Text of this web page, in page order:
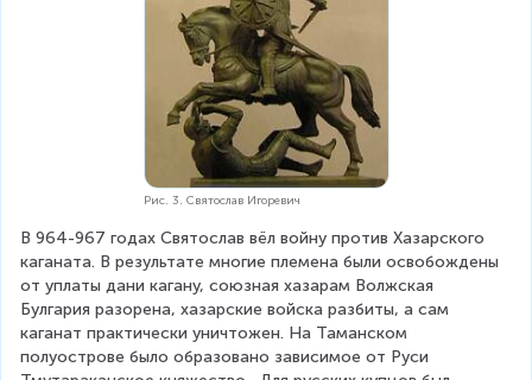
Рис. 3. Святослав Игоревич
В 964-967 годах Святослав вёл войну против Хазарского
каганата. В результате многие племена были освобождены
от уплаты дани кагану, союзная хазарам Волжская
Булгария разорена, хазарские войска разбиты, а сам
каганат практически уничтожен. На Таманском
полуострове было образовано зависимое от Руси